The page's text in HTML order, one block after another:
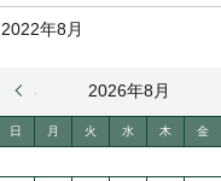
2022年8月
2026年8月
日 月 火 水 木 金